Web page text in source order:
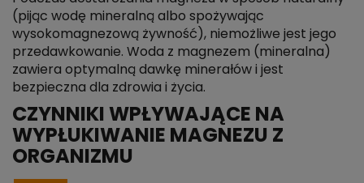
(pijąc wodę mineralną albo spożywając
wysokomagnezową żywność), niemożliwe jest jego
przedawkowanie. Woda z magnezem (mineralna)
zawiera optymalną dawkę minerałów i jest
bezpieczna dla zdrowia i życia.
CZYNNIKI WPŁYWAJĄCE NA
WYPŁUKIWANIE MAGNEZU Z
ORGANIZMU